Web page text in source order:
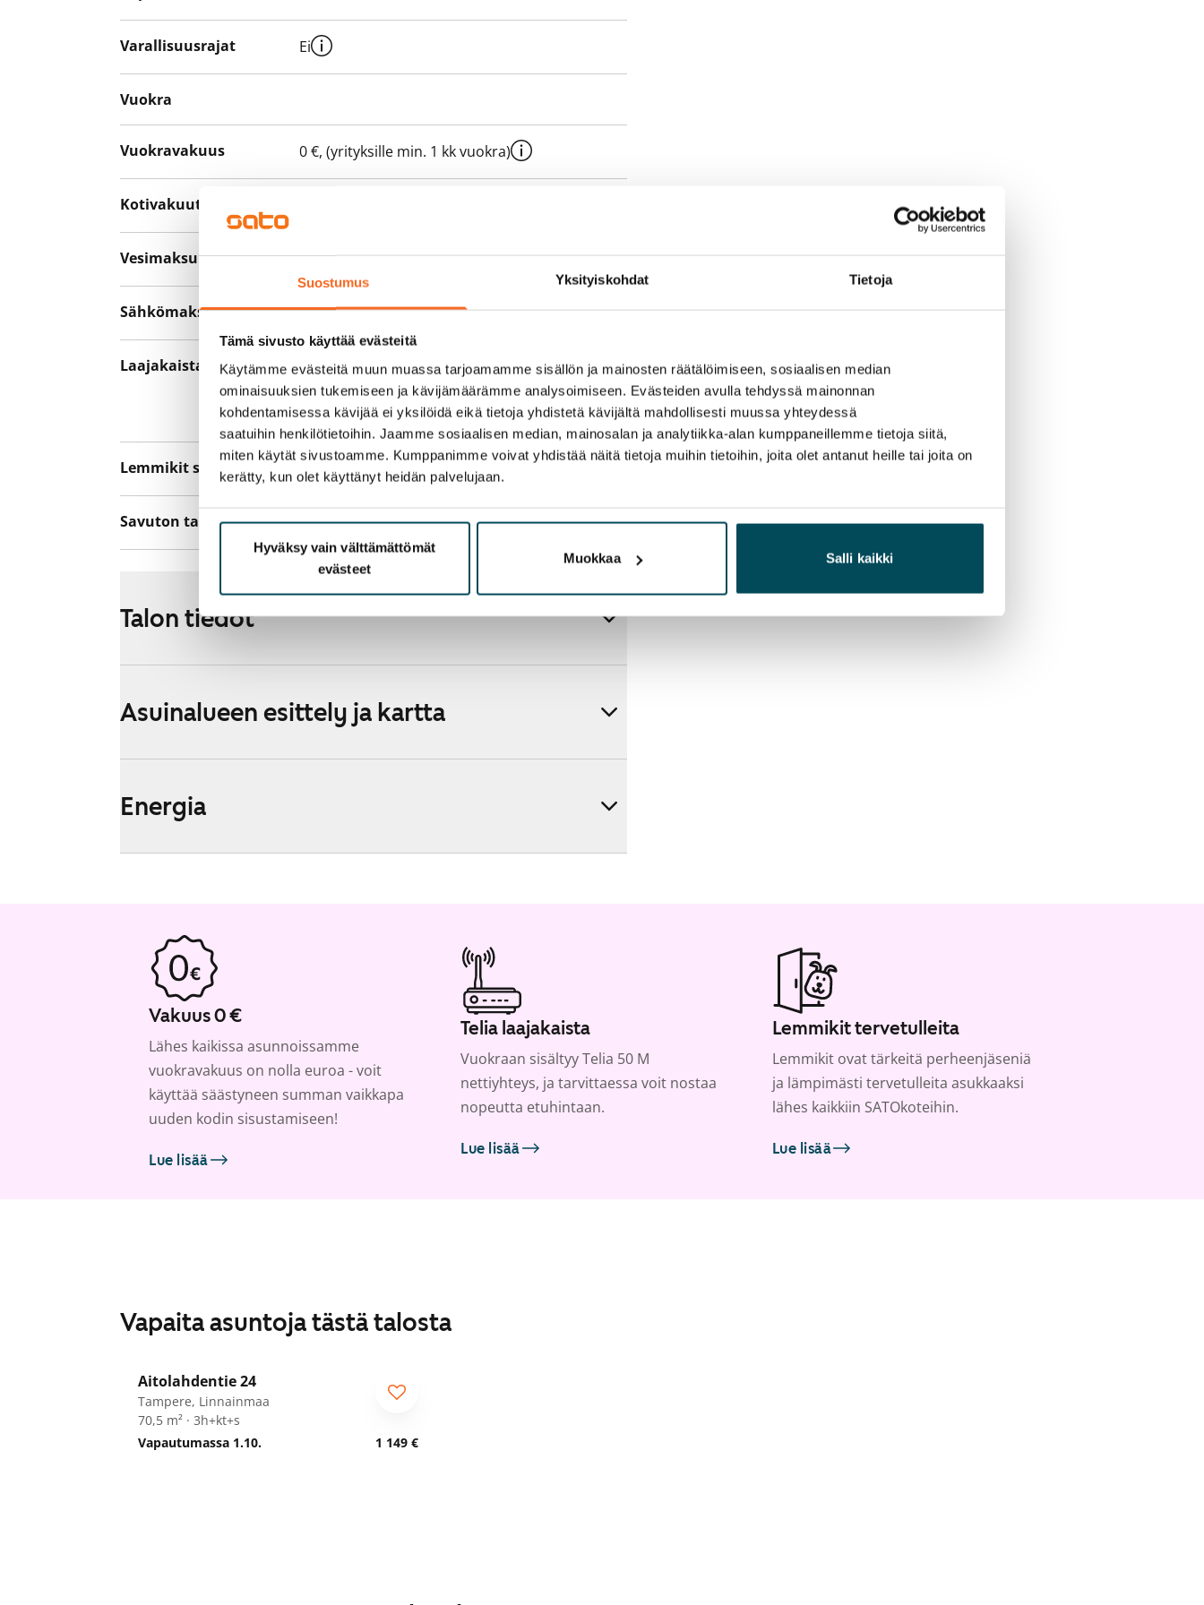
Suostumus Yksityiskohdat Tietoja
Tämä sivusto käyttää evästeitä
Käytämme evästeitä muun muassa tarjoamamme sisällön ja mainosten räätälöimiseen, sosiaalisen median
ominaisuuksien tukemiseen ja kävijämäärämme analysoimiseen. Evästeiden avulla tehdyssä mainonnan
kohdentamisessa kävijää ei yksilöidä eikä tietoja yhdistetä kävijältä mahdollisesti muussa yhteydessä
saatuihin henkilötietoihin. Jaamme sosiaalisen median, mainosalan ja analytiikka-alan kumppaneillemme tietoja siitä,
miten käytät sivustoamme. Kumppanimme voivat yhdistää näitä tietoja muihin tietoihin, joita olet antanut heille tai joita on
kerätty, kun olet käyttänyt heidän palvelujaan.
Hyväksy vain välttämättömät
evästeet
Muokkaa Salli kaikki
Varallisuusrajat Ei
Vuokra
Vuokravakuus 0 €, (yrityksille min. 1 kk vuokra)
Kotivakuutus
Vesimaksu Kulutuksen mukaan
Sähkömaksu Vuokralainen solmii itse sähkösopimuksen.
Laajakaista
Vuokraan sisältyy 50 M laajakaistaliittymä. Voit
hankkia lisänopeutta etuhintaan ottamalla
yhteyttä operaattoriin Telia.
Lemmikit sallittu Kyllä
Savuton talo Kyllä
Talon tiedot
Asuinalueen esittely ja kartta
Energia
Vakuus 0 €
Lähes kaikissa asunnoissamme
vuokravakuus on nolla euroa - voit
käyttää säästyneen summan vaikkapa
uuden kodin sisustamiseen!
Lue lisää
Telia laajakaista
Vuokraan sisältyy Telia 50 M
nettiyhteys, ja tarvittaessa voit nostaa
nopeutta etuhintaan.
Lue lisää
Lemmikit tervetulleita
Lemmikit ovat tärkeitä perheenjäseniä
ja lämpimästi tervetulleita asukkaaksi
lähes kaikkiin SATOkoteihin.
Lue lisää
Vapaita asuntoja tästä talosta
Aitolahdentie 24
Tampere, Linnainmaa
70,5 m² · 3h+kt+s
Vapautumassa 1.10.
1 149 €